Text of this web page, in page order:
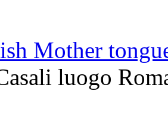
Mother
luogo